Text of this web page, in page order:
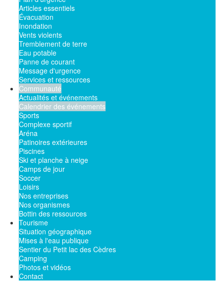
Articles essentiels
Évacuation
Inondation
Vents violents
Tremblement de terre
Eau potable
Panne de courant
Message d'urgence
Services et ressources
Communauté
Actualités et événements
Calendrier des événements
Sports
Complexe sportif
Aréna
Patinoires extérieures
Piscines
Ski et planche à neige
Camps de jour
Soccer
Loisirs
Nos entreprises
Nos organismes
Bottin des ressources
Tourisme
Situation géographique
Mises à l'eau publique
Sentier du Petit lac des Cèdres
Camping
Photos et vidéos
Contact